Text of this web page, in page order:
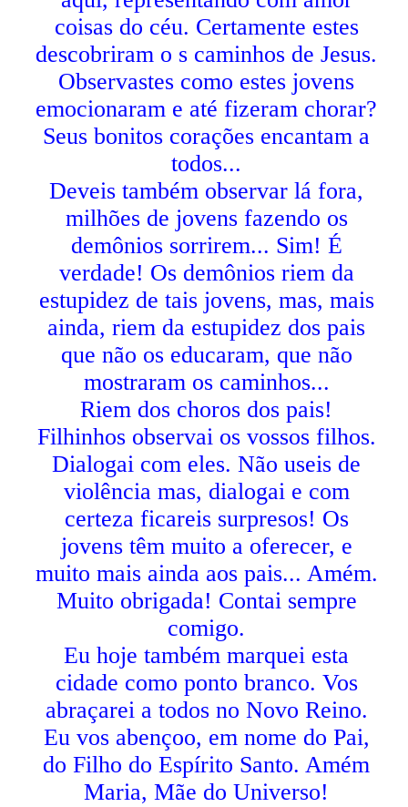
coisas do céu. Certamente estes
descobriram o s caminhos de Jesus.
Observastes como estes jovens
emocionaram e até fizeram chorar?
Seus bonitos corações encantam a
todos...
Deveis também observar lá fora,
milhões de jovens fazendo os
demônios sorrirem... Sim! É
verdade! Os demônios riem da
estupidez de tais jovens, mas, mais
ainda, riem da estupidez dos pais
que não os educaram, que não
mostraram os caminhos...
Riem dos choros dos pais!
Filhinhos observai os vossos filhos.
Dialogai com eles. Não useis de
violência mas, dialogai e com
certeza ficareis surpresos! Os
jovens têm muito a oferecer, e
muito mais ainda aos pais... Amém.
Muito obrigada! Contai sempre
comigo.
Eu hoje também marquei esta
cidade como ponto branco. Vos
abraçarei a todos no Novo Reino.
Eu vos abençoo, em nome do Pai,
do Filho do Espírito Santo. Amém
Maria, Mãe do Universo!